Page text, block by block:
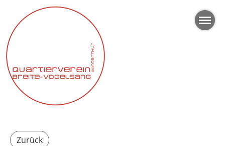
Zurück